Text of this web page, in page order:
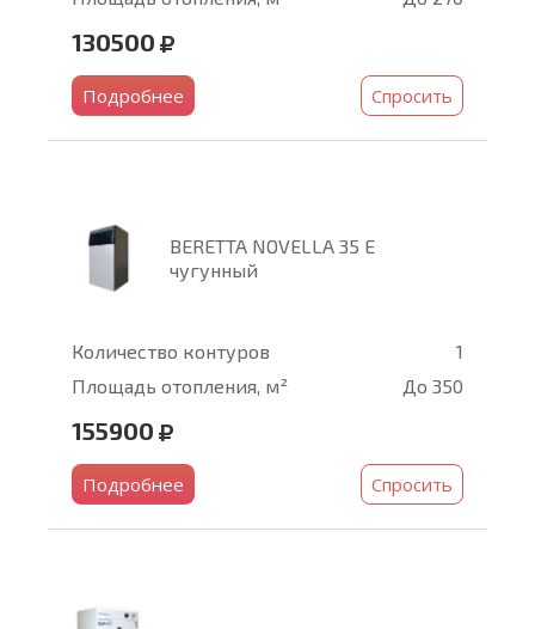
130500
Подробнее Спросить
BERETTA NOVELLA 35 E
чугунный
Количество контуров
1
Площадь отопления, м²
До 350
155900
Подробнее Спросить